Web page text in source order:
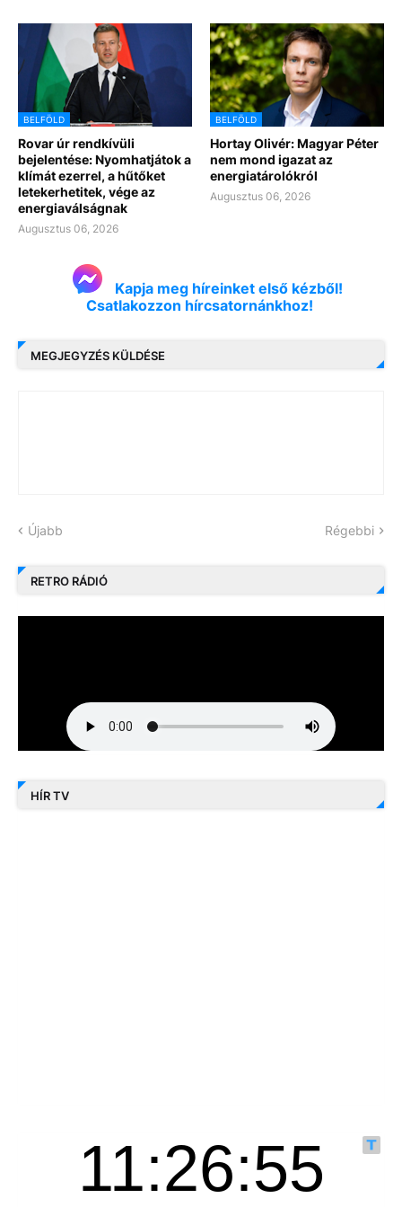
BELFÖLD
Rovar úr rendkívüli
bejelentése: Nyomhatjátok a
klímát ezerrel, a hűtőket
letekerhetitek, vége az
energiaválságnak
Augusztus 06, 2026
BELFÖLD
Hortay Olivér: Magyar Péter
nem mond igazat az
energiatárolókról
Augusztus 06, 2026
Kapja meg híreinket első kézből!
Csatlakozzon hírcsatornánkhoz!
MEGJEGYZÉS KÜLDÉSE
Újabb Régebbi
RETRO RÁDIÓ
HÍR TV